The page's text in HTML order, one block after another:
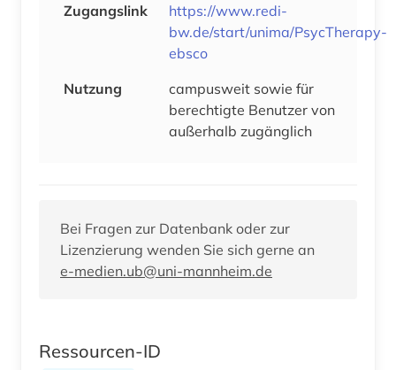
Zugangslink
https://www.redi-
bw.de/start/unima/PsycTherapy-
ebsco
Nutzung
campusweit sowie für
berechtigte Benutzer von
außerhalb zugänglich
Bei Fragen zur Datenbank oder zur
Lizenzierung wenden Sie sich gerne an
e-medien.ub@uni-mannheim.de
Ressourcen-ID